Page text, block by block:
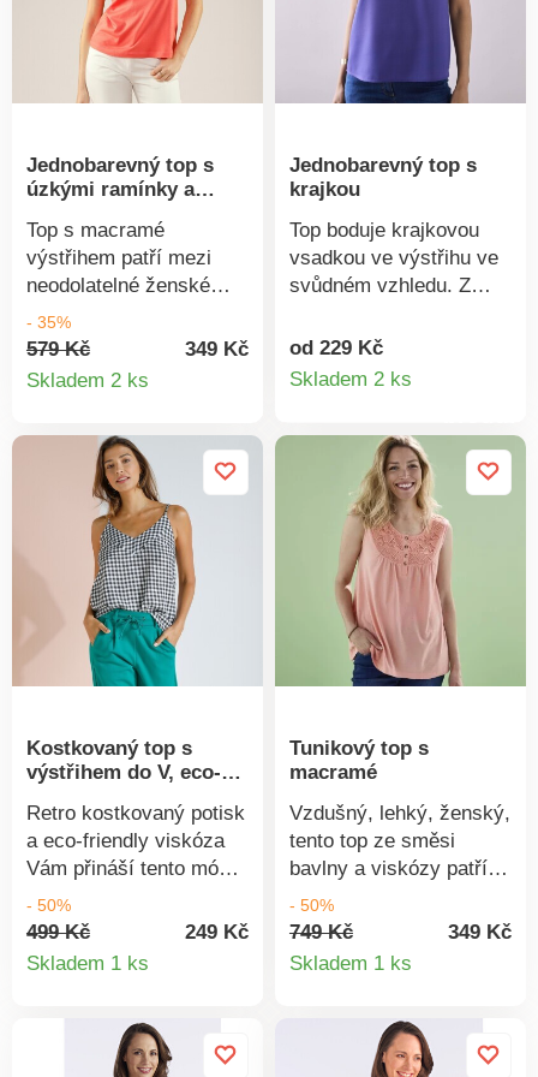
ICEA-GOTS-21-2712),
který zaručuje, že
výrobek obsahuje
nejméně 95 %
bavlny pocházející z
biologického
zemědělství, pěstované
bez použití pesticidů,
hnojiv a chemických
pračce.
Jednobarevný top s
úzkými ramínky a
Top s macramé
výstřihem patří mezi
neodolatelné ženské
kousky! Výstřih do V s
macramé a vlnkovaným
zakončením. Úzká
prát v pračce.
- 35%
579 Kč
349 Kč
Skladem 2 ks
Jednobarevný top s
krajkou
Top boduje krajkovou
vsadkou ve výstřihu ve
svůdném vzhledu. Z
krepu, který lichotí
postavě. Zakulacený
Zakulacený dolní lem.
Jednobarevný. Lze prát
v pračce.
od 229 Kč
Skladem 2 ks
Kostkovaný top s
výstřihem do V, eco-
Retro kostkovaný potisk
a eco-friendly viskóza
Vám přináší tento módní
top. Z pružného,
hedvábného a eco-
friendly úpletu. Mírně
nastavitelná ramínka.
Prsní záševky. Vzadu
- 50%
499 Kč
249 Kč
Skladem 1 ks
Tunikový top s
macramé
Vzdušný, lehký, ženský,
tento top ze směsi
bavlny a viskózy patří
mezi oblíbené letní
kousky. Ze vzdušného
úpletu snadného na
rohoviny. Macramé
náprsenka s podšívkou
- 50%
749 Kč
349 Kč
Skladem 1 ks